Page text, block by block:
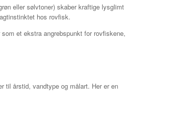
eller sølvtoner) skaber kraftige lysglimt
hos rovfisk.
et ekstra angrebspunkt for rovfiskene,
til årstid, vandtype og målart. Her er en